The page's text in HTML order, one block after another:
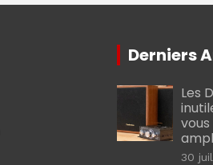
Derniers
Les
30